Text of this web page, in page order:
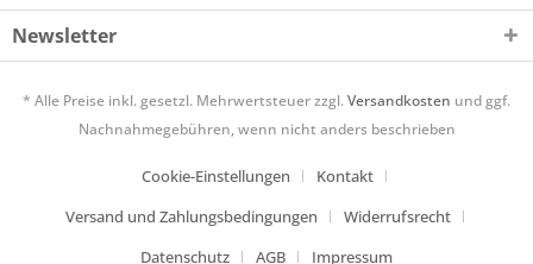
Newsletter
* Alle Preise inkl. gesetzl. Mehrwertsteuer zzgl.Versandkosten und ggf.
Nachnahmegebühren, wenn nicht anders beschrieben
Cookie-Einstellungen
Kontakt
Versand und Zahlungsbedingungen
Widerrufsrecht
Datenschutz
AGB Impressum